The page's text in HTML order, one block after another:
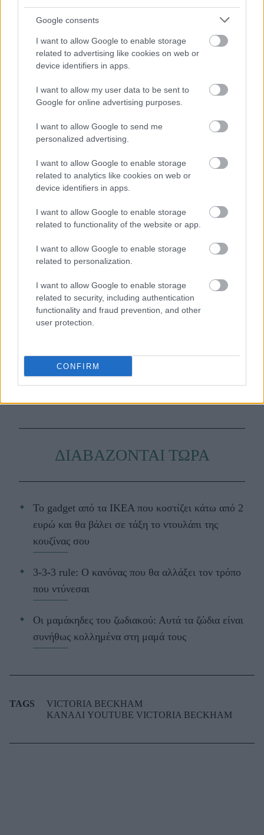
Google consents
I want to allow Google to enable storage
related to advertising like cookies on web or
device identifiers in apps.
I want to allow my user data to be sent to
Google for online advertising purposes.
I want to allow Google to send me
personalized advertising.
I want to allow Google to enable storage
related to analytics like cookies on web or
device identifiers in apps.
I want to allow Google to enable storage
related to functionality of the website or app.
I want to allow Google to enable storage
related to personalization.
I want to allow Google to enable storage
related to security, including authentication
functionality and fraud prevention, and other
user protection.
CONFIRM
Μάθε τώρα όλα τα νέα για τα
Ακολούθησε το JennyGr στο
Google News
ΔΙΑΒΑΖΟΝΤΑΙ ΤΩΡΑ
Το gadget από τα IKEA που κοστίζει κάτω από 2
ευρώ και θα βάλει σε τάξη το ντουλάπι της
κουζίνας σου
3-3-3 rule: Ο κανόνας που θα αλλάξει τον τρόπο
που ντύνεσαι
Οι μαμάκηδες του ζωδιακού: Αυτά τα ζώδια είναι
συνήθως κολλημένα στη μαμά τους
TAGS
VICTORIA BECKHAM
ΚΑΝΑΛΙ YOUTUBE VICTORIA BECKHAM